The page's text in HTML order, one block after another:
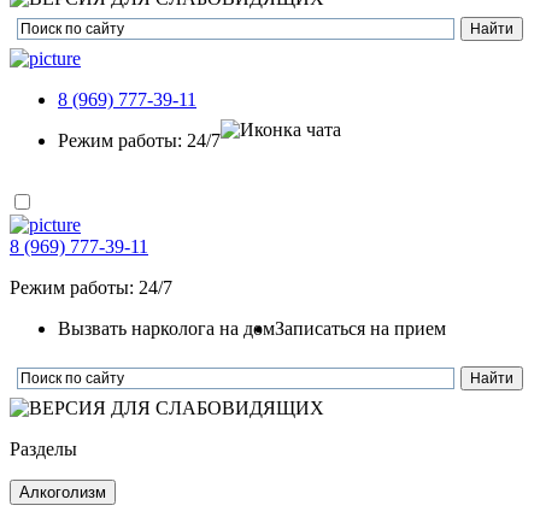
8 (969) 777-39-11
Режим работы: 24/7
8 (969) 777-39-11
Режим работы: 24/7
Вызвать нарколога на домЗаписаться на прием
Разделы
Алкоголизм